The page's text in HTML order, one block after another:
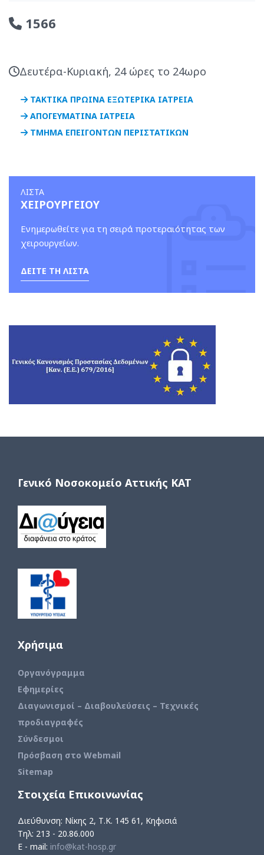
1566
Δευτέρα-Κυριακή, 24 ώρες το 24ωρο
ΤΑΚΤΙΚΑ ΠΡΩΙΝΑ ΕΞΩΤΕΡΙΚΑ ΙΑΤΡΕΙΑ
ΑΠΟΓΕΥΜΑΤΙΝΑ ΙΑΤΡΕΙΑ
ΤΜΗΜΑ ΕΠΕΙΓΟΝΤΩΝ ΠΕΡΙΣΤΑΤΙΚΩΝ
ΛΙΣΤΑ
ΧΕΙΡΟΥΡΓΕΙΟΥ
Ενημερωθείτε για τη σειρά προτεραιότητας των
χειρουργείων.
ΔΕΙΤΕ ΤΗ ΛΙΣΤΑ
Γενικό Νοσοκομείο Αττικής ΚΑΤ
Χρήσιμα
Οργανόγραμμα
Εφημερίες
Διαγωνισμοί – Διαβουλεύσεις – Τεχνικές
προδιαγραφές
Σύνδεσμοι
Πρόσβαση στο Webmail
Sitemap
Στοιχεία Επικοινωνίας
Διεύθυνση: Νίκης 2, Τ.Κ. 145 61, Κηφισιά
Τηλ: 213 - 20.86.000
E - mail: info@kat-hosp.gr